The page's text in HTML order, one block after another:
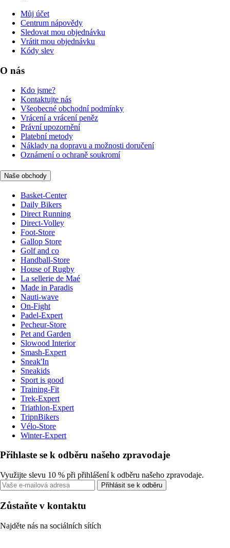
Můj účet
Centrum nápovědy
Sledovat mou objednávku
Vrátit mou objednávku
Kódy slev
O nás
Kdo jsme?
Kontaktujte nás
Všeobecné obchodní podmínky
Vrácení a vrácení peněz
Právní upozornění
Platební metody
Náklady na dopravu a možnosti doručení
Oznámení o ochraně soukromí
Naše obchody
Basket-Center
Daily Bikers
Direct Running
Direct-Volley
Foot-Store
Gallop Store
Golf and co
Handball-Store
House of Rugby
La sellerie de Maé
Made in Paradis
Nauti-wave
On-Fight
Padel-Expert
Pecheur-Store
Pet and Garden
Slowood Interior
Smash-Expert
Sneak'In
Sneakids
Sport is good
Training-Fit
Trek-Expert
Triathlon-Expert
TripnBikers
Vélo-Store
Winter-Expert
Přihlaste se k odběru našeho zpravodaje
Využijte slevu 10 % při přihlášení k odběru našeho zpravodaje.
Přihlásit se k odběru
Zůstaňte v kontaktu
Najděte nás na sociálních sítích